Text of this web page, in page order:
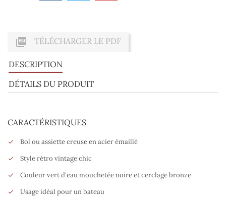
 TÉLÉCHARGER LE PDF
DESCRIPTION
DÉTAILS DU PRODUIT
CARACTÉRISTIQUES
Bol ou assiette creuse en acier émaillé
Style rétro vintage chic
Couleur vert d'eau mouchetée noire et cerclage bronze
Usage idéal pour un bateau